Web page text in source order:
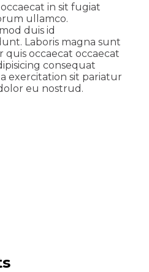
in sit fugiat
ullamco.
duis id
Laboris magna sunt
occaecat occaecat
consequat
exercitation sit pariatur
eu nostrud.